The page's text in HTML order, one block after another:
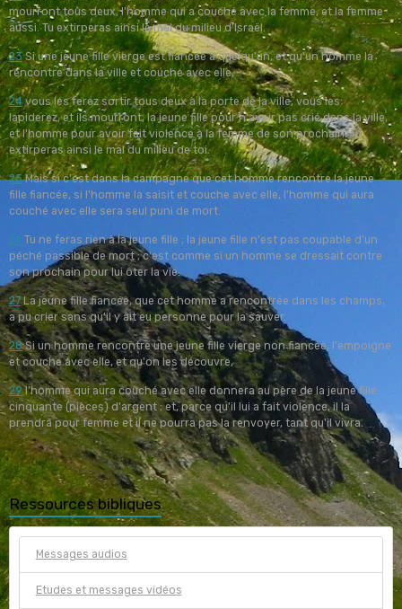
mourront tous deux, l'homme qui a couché avec la femme, et la femme
aussi. Tu extirperas ainsi le mal du milieu d'Israël.
23Si une jeune fille vierge est fiancée à quelqu'un, et qu'un homme la
rencontre dans la ville et couche avec elle,
24 vous les ferez sortir tous deux à la porte de la ville, vous les
lapiderez, et ils mourront, la jeune fille pour n'avoir pas crié dans la ville,
et l'homme pour avoir fait violence à la femme de son prochain. Tu
extirperas ainsi le mal du milieu de toi.
25Mais si c'est dans la campagne que cet homme rencontre la jeune
fille fiancée, si l'homme la saisit et couche avec elle, l'homme qui aura
couché avec elle sera seul puni de mort.
26 Tu ne feras rien à la jeune fille ; la jeune fille n'est pas coupable d'un
péché passible de mort ; c'est comme si un homme se dressait contre
son prochain pour lui ôter la vie.
27La jeune fille fiancée, que cet homme a rencontrée dans les champs,
a pu crier sans qu'il y ait eu personne pour la sauver.
28Si un homme rencontre une jeune fille vierge non fiancée, l'empoigne
et couche avec elle, et qu'on les découvre,
29l'homme qui aura couché avec elle donnera au père de la jeune fille
cinquante (pièces) d'argent ; et, parce qu'il lui a fait violence, il la
prendra pour femme et il ne pourra pas la renvoyer, tant qu'il vivra.
Ressources bibliques
Messages audios
Etudes et messages vidéos